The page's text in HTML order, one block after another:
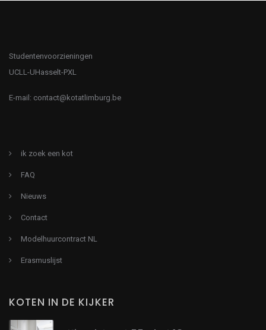
Studentenvoorzieningen
UCLL-UHasselt-PXL
E-mail: contact@kotatlimburg.be
ik zoek een kot
FAQ
Nieuws
Contact
Modelhuurcontract NL
Erasmuslijst
KOTEN IN DE KIJKER